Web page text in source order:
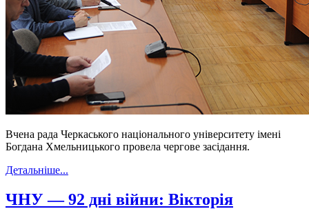
Вчена рада Черкаського національного університету імені
Богдана Хмельницького провела чергове засідання.
Детальніше...
ЧНУ — 92 дні війни: Вікторія